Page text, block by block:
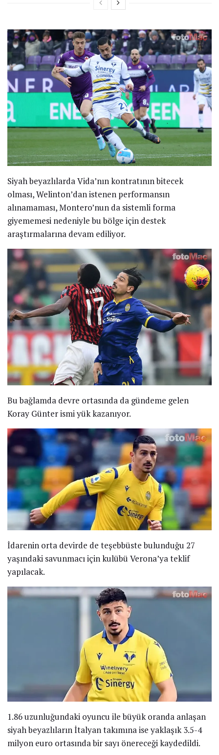
Siyah beyazlılarda Vida’nın kontratının bitecek
olması, Welinton’dan istenen performansın
alınamaması, Montero’nun da sistemli forma
giyememesi nedeniyle bu bölge için destek
araştırmalarına devam ediliyor.
Bu bağlamda devre ortasında da gündeme gelen
Koray Günter ismi yük kazanıyor.
İdarenin orta devirde de teşebbüste bulunduğu 27
yaşındaki savunmacı için kulübü Verona’ya teklif
yapılacak.
1.86 uzunluğundaki oyuncu ile büyük oranda anlaşan
siyah beyazlıların İtalyan takımına ise yaklaşık 3.5-4
milyon euro ortasında bir sayı önereceği kaydedildi.